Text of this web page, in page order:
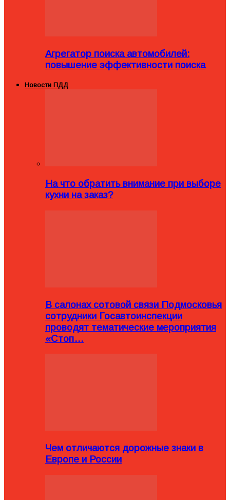
Агрегатор поиска автомобилей:
повышение эффективности поиска
Новости ПДД
На что обратить внимание при выборе
кухни на заказ?
В салонах сотовой связи Подмосковья
сотрудники Госавтоинспекции
проводят тематические мероприятия
«Стоп…
Чем отличаются дорожные знаки в
Европе и России